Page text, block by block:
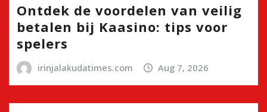
Ontdek de voordelen van veilig
betalen bij Kaasino: tips voor
spelers
irinjalakudatimes.com Aug 7, 2026